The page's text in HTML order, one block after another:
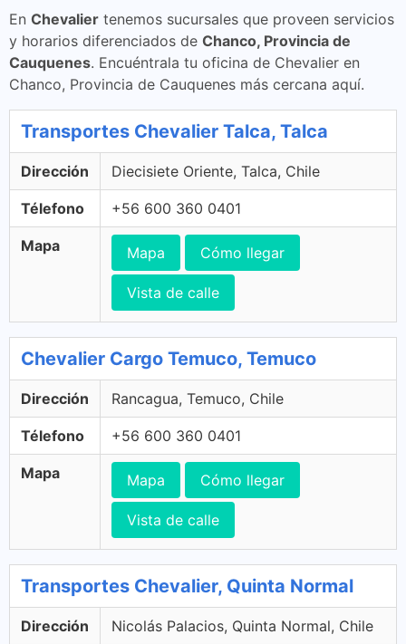
En Chevalier tenemos sucursales que proveen servicios
y horarios diferenciados de Chanco, Provincia de
Cauquenes. Encuéntrala tu oficina de Chevalier en
Chanco, Provincia de Cauquenes más cercana aquí.
Transportes Chevalier Talca, Talca
Dirección Diecisiete Oriente, Talca, Chile
Télefono +56 600 360 0401
Mapa Mapa Cómo llegar
Vista de calle
Chevalier Cargo Temuco, Temuco
Dirección Rancagua, Temuco, Chile
Télefono +56 600 360 0401
Mapa Mapa Cómo llegar
Vista de calle
Transportes Chevalier, Quinta Normal
Dirección Nicolás Palacios, Quinta Normal, Chile